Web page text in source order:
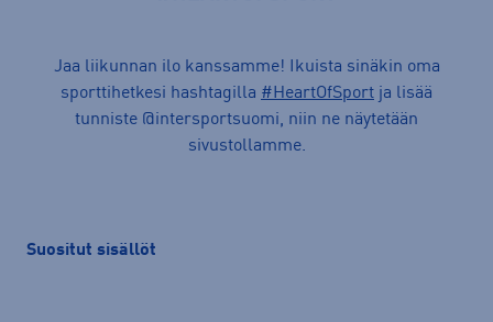
Jaa liikunnan ilo kanssamme! Ikuista sinäkin oma
sporttihetkesi hashtagilla #HeartOfSport ja lisää
tunniste @intersportsuomi, niin ne näytetään
sivustollamme.
Suositut sisällöt